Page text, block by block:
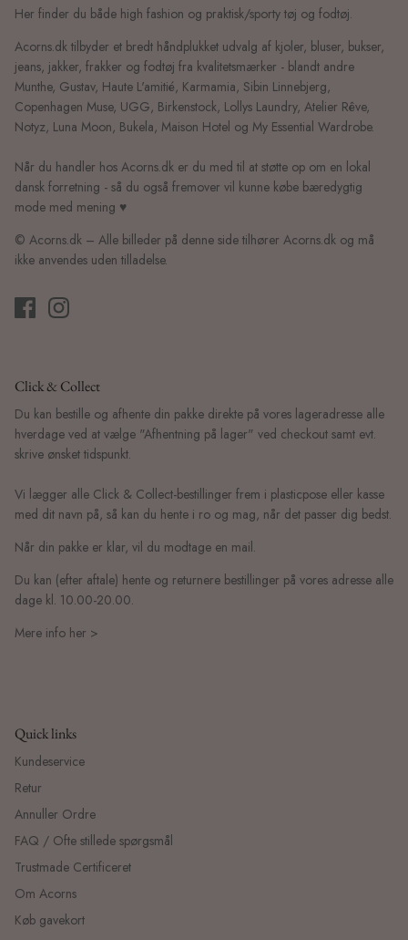
Her finder du både high fashion og praktisk/sporty tøj og fodtøj.
Acorns.dk tilbyder et bredt håndplukket udvalg af kjoler, bluser, bukser,
jeans, jakker, frakker og fodtøj fra kvalitetsmærker - blandt andre
Munthe, Gustav, Haute L'amitié, Karmamia, Sibin Linnebjerg,
Copenhagen Muse, UGG, Birkenstock, Lollys Laundry, Atelier Rêve,
Notyz, Luna Moon, Bukela, Maison Hotel og My Essential Wardrobe.
Når du handler hos Acorns.dk er du med til at støtte op om en lokal
dansk forretning - så du også fremover vil kunne købe bæredygtig
mode med mening ♥
© Acorns.dk – Alle billeder på denne side tilhører Acorns.dk og må
ikke anvendes uden tilladelse.
Click & Collect
Du kan bestille og afhente din pakke direkte på vores lageradresse alle
hverdage ved at vælge "Afhentning på lager" ved checkout samt evt.
skrive ønsket tidspunkt.
Vi lægger alle Click & Collect-bestillinger frem i plasticpose eller kasse
med dit navn på, så kan du hente i ro og mag, når det passer dig bedst.
Når din pakke er klar, vil du modtage en mail.
Du kan (efter aftale) hente og returnere bestillinger på vores adresse alle
dage kl. 10.00-20.00.
Mere info her >
Quick links
Kundeservice
Retur
Annuller Ordre
FAQ / Ofte stillede spørgsmål
Trustmade Certificeret
Om Acorns
Køb gavekort